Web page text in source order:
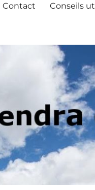
Contact Conseils